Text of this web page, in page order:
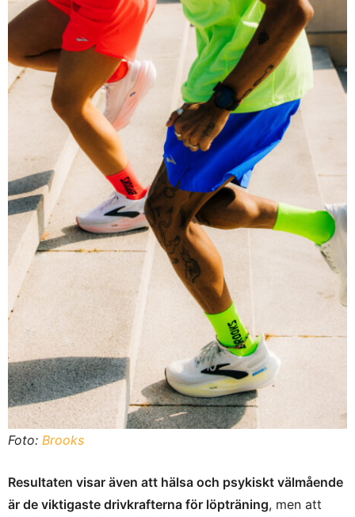
Foto: Brooks
Resultaten visar även att hälsa och psykiskt välmående
är de viktigaste drivkrafterna för löpträning, men att